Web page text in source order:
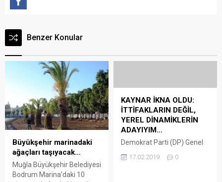
Benzer Konular
Büyükşehir marinadaki
ağaçları taşıyacak…
Muğla Büyükşehir Belediyesi
Bodrum Marina’daki 10
KAYNAR İKNA OLDU:
İTTİFAKLARIN DEĞİL,
YEREL DİNAMİKLERİN
ADAYIYIM…
Demokrat Parti (DP) Genel
Bodrum Belediye Başkan
17.02.2019 0